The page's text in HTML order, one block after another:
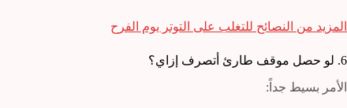
المزيد من النصائح للتغلب على التوتر يوم الفرح
6. لو حصل موقف طارئ أتصرف إزاي؟
الأمر بسيط جداً: